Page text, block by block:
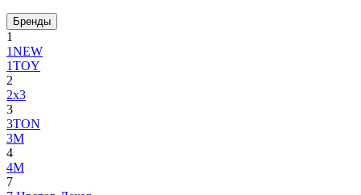
Бренды
1
1NEW
1TOY
2
2x3
3
3TON
3М
4
4M
7